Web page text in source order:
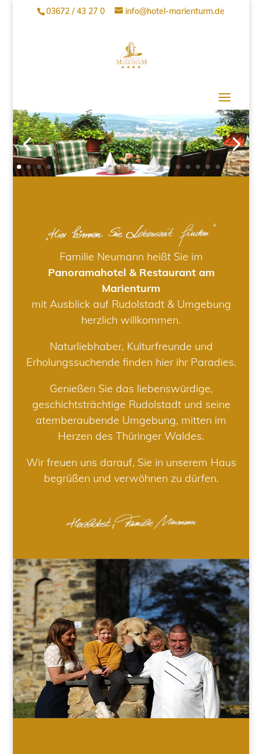
03672 / 43 27 0 info@hotel-marienturm.de
Familie Neumann heißt Sie im
Panoramahotel & Restaurant am
Marienturm
mit Ausblick auf Rudolstadt & Umgebung
herzlich willkommen.
Naturliebhaber, Kulturfreunde und
Erholungssuchende finden hier ihr Paradies.
Genießen Sie das liebenswürdige,
geschichtsträchtige Rudolstadt und seine
atemberaubende Umgebung, mitten im
Herzen des Thüringer Waldes.
Wir freuen uns darauf, Sie in unserem Haus
begrüßen und verwöhnen zu dürfen.